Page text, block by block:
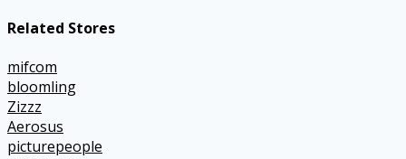
Related Stores
mifcom
bloomling
Zizzz
Aerosus
picturepeople